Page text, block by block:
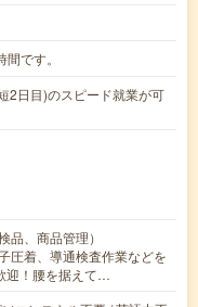
です。
2日目)のスピード就業が可
品、商品管理）
圧着、導通検査作業などを
迎！腰を据えて…